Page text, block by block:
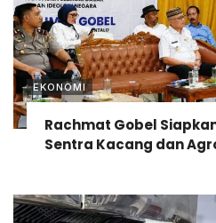
EKONOMI
Rachmat Gobel
Sentra Kacang dan